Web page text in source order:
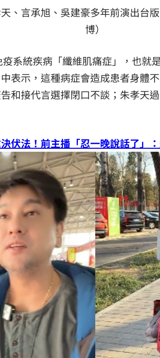
壇9/12登場！ 10:30
美食！ 18:15
、言承旭、吳建豪多年前演出台
博）
系統疾病「纖維肌痛症」，也就
表示，這種病症會造成患者身體
和接代言選擇閉口不談；朱孝天
伏法！前主播「忍一晚說話了」